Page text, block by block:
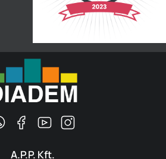
A.P.P. Kft.